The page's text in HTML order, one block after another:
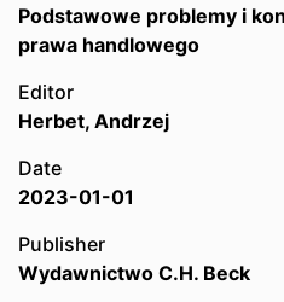
Podstawowe problemy i
prawa handlowego
Editor
Herbet, Andrzej
Date
2023-01-01
Publisher
Wydawnictwo C.H. Beck